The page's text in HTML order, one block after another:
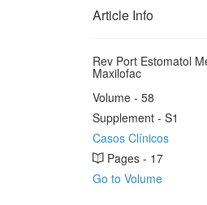
Article Info
Rev Port Estomatol
Maxilofac
Volume - 58
Supplement - S1
Casos Clínicos
Pages - 17
Go to Volume